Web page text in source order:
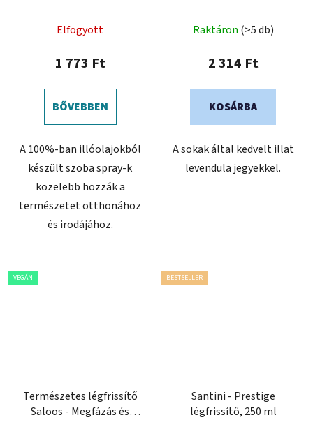
Elfogyott
1 773 Ft
BŐVEBBEN
A 100%-ban illóolajokból
készült szoba spray-k
közelebb hozzák a
természetet otthonához
és irodájához.
Raktáron (>5 db)
2 314 Ft
KOSÁRBA
A sokak által kedvelt illat
levendula jegyekkel.
VEGÁN
Természetes légfrissítő
Saloos - Megfázás és
BESTSELLER
Santini - Prestige
légfrissítő, 250 ml